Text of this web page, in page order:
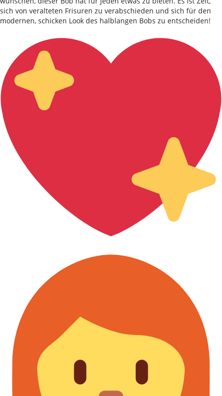
sich von veralteten Frisuren zu verabschieden und sich für den
modernen, schicken Look des halblangen Bobs zu entscheiden!